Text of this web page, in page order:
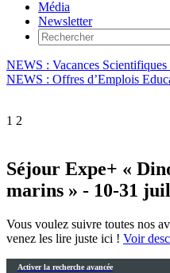
Média
Newsletter
NEWS : Vacances Scientifiques
NEWS : Offres d’Emplois
1 2
Séjour Expe+ «
marins » - 10-31
Vous voulez suivre toutes nos
venez les lire juste ici ! Voir
Activer la recherche avancée